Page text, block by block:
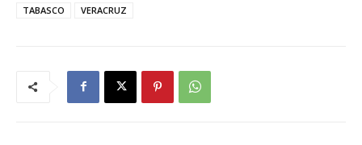
TABASCO
VERACRUZ